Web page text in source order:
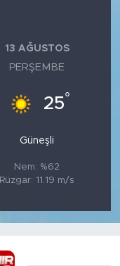
13 AĞUSTOS
PERŞEMBE
25°
Güneşli
Nem: %62
Rüzgar: 11.19 m/s